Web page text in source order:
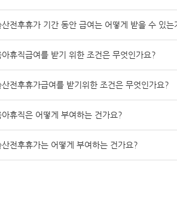
산전후휴가 기간 동안 급여는 어떻게 받을 수 있는
아휴직급여를 받기 위한 조건은 무엇인가요?
산전후휴가급여를 받기위한 조건은 무엇인가요?
아휴직은 어떻게 부여하는 건가요?
산전후휴가는 어떻게 부여하는 건가요?